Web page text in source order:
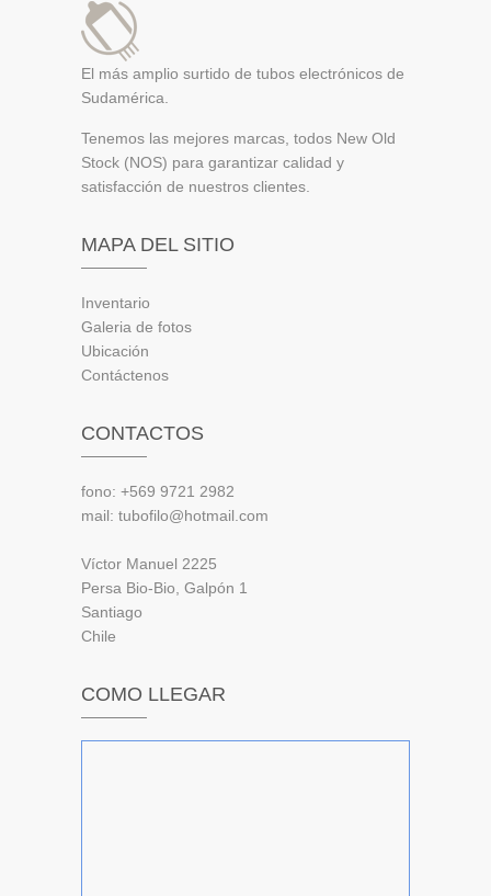
El más amplio surtido de tubos electrónicos de
Sudamérica.
Tenemos las mejores marcas, todos New Old
Stock (NOS) para garantizar calidad y
satisfacción de nuestros clientes.
MAPA DEL SITIO
Inventario
Galeria de fotos
Ubicación
Contáctenos
CONTACTOS
fono: +569 9721 2982
mail: tubofilo@hotmail.com
Víctor Manuel 2225
Persa Bio-Bio, Galpón 1
Santiago
Chile
COMO LLEGAR